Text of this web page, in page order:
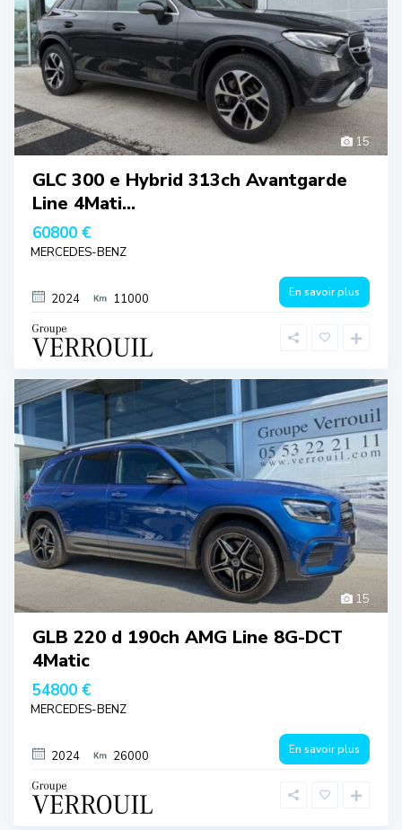
15
GLC 300 e Hybrid 313ch Avantgarde
Line 4Mati...
60800 €
MERCEDES-BENZ
2024 11000 En savoir plus
15
GLB 220 d 190ch AMG Line 8G-DCT
4Matic
54800 €
MERCEDES-BENZ
2024 26000 En savoir plus